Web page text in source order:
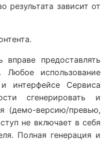
результата зависит от
предоставлять
Любое использование
интерфейсе Сервиса
сгенерировать и
(демо-версию/превью,
не включает в себя
Полная генерация и